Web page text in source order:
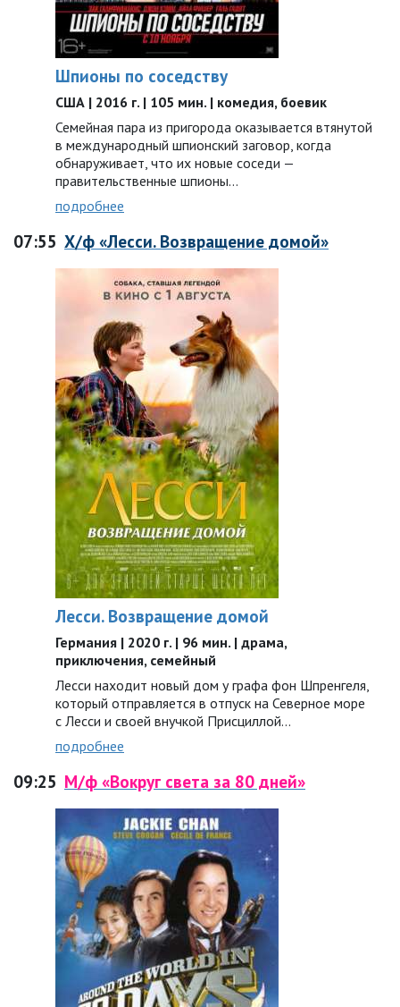
Шпионы по соседству
США | 2016 г. | 105 мин. | комедия, боевик
Семейная пара из пригорода оказывается втянутой
в международный шпионский заговор, когда
обнаруживает, что их новые соседи —
правительственные шпионы…
подробнее
07:55 Х/ф «Лесси. Возвращение домой»
Лесси. Возвращение домой
Германия | 2020 г. | 96 мин. | драма,
приключения, семейный
Лесси находит новый дом у графа фон Шпренгеля,
который отправляется в отпуск на Северное море
с Лесси и своей внучкой Присциллой…
подробнее
09:25 М/ф «Вокруг света за 80 дней»